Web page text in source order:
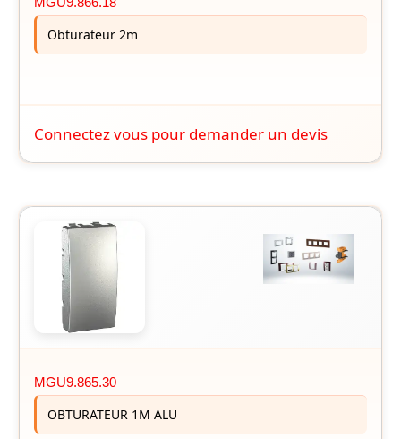
Obturateur 2m
Connectez vous pour demander un devis
MGU9.865.30
OBTURATEUR 1M ALU